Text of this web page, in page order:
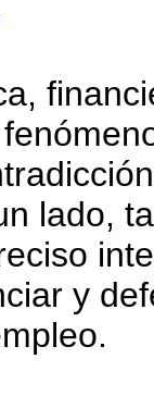
lado,
y